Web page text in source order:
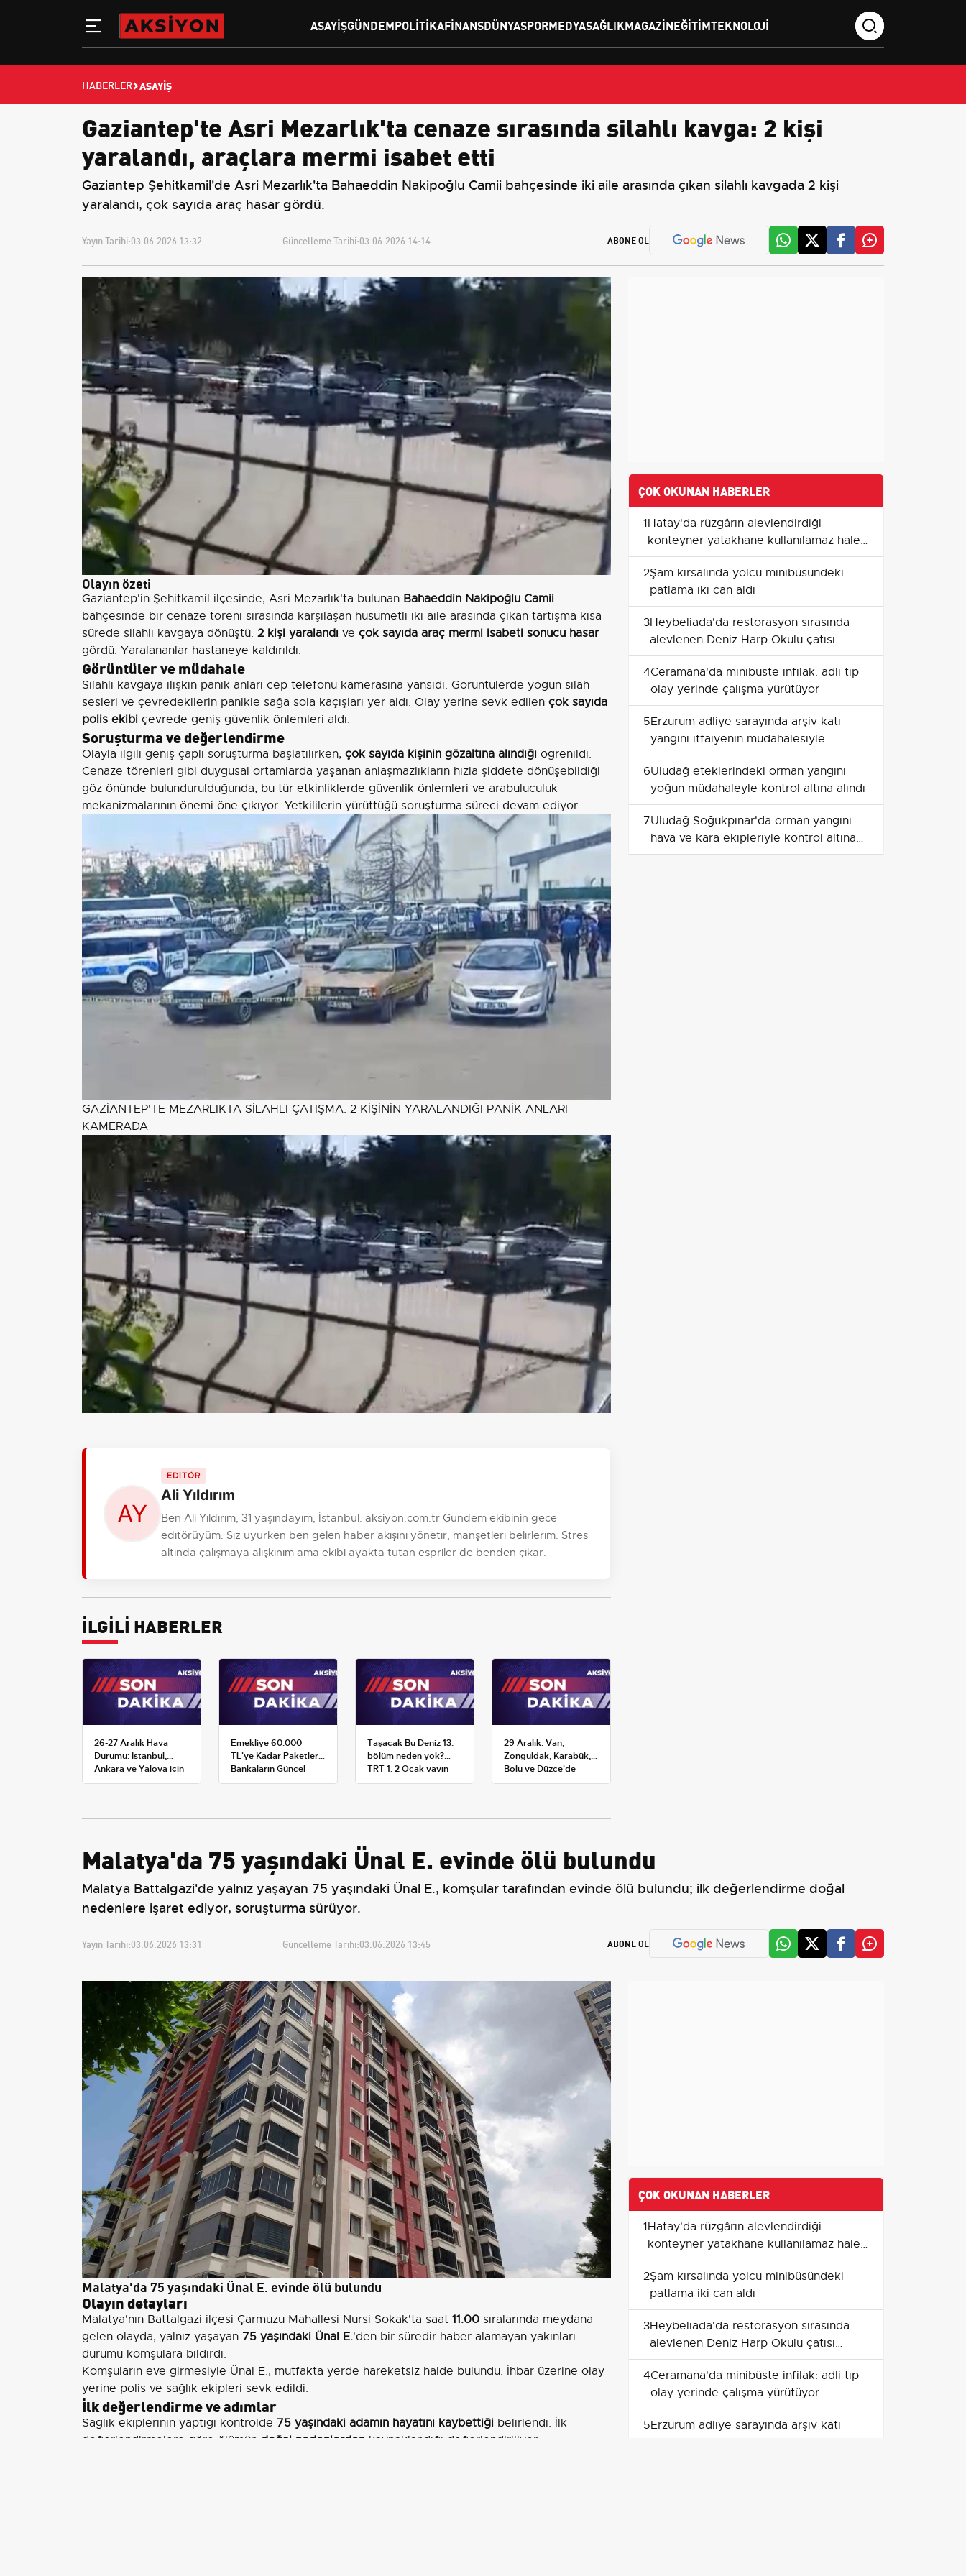
ASAYIŞGÜNDEMPOLITIKAFINANSDÜNYASPORMEDYASAĞLIKMAGAZINEĞITIMTEKNOLOJI
HABERLER ASAYIŞ
Gaziantep'te Asri Mezarlık'ta cenaze sırasında silahlı kavga: 2 kişi
yaralandı, araçlara mermi isabet etti
Gaziantep Şehitkamil'de Asri Mezarlık'ta Bahaeddin Nakipoğlu Camii bahçesinde iki aile arasında çıkan silahlı kavgada 2 kişi
yaralandı, çok sayıda araç hasar gördü.
Yayın Tarihi:03.06.2026 13:32 Güncelleme Tarihi:03.06.2026 14:14 ABONE OL
Olayın özeti
Gaziantep'in Şehitkamil ilçesinde, Asri Mezarlık'ta bulunan Bahaeddin Nakipoğlu Camii
bahçesinde bir cenaze töreni sırasında karşılaşan husumetli iki aile arasında çıkan tartışma kısa
sürede silahlı kavgaya dönüştü. 2 kişi yaralandı ve çok sayıda araç mermi isabeti sonucu hasar
gördü. Yaralananlar hastaneye kaldırıldı.
Görüntüler ve müdahale
Silahlı kavgaya ilişkin panik anları cep telefonu kamerasına yansıdı. Görüntülerde yoğun silah
sesleri ve çevredekilerin panikle sağa sola kaçışları yer aldı. Olay yerine sevk edilen çok sayıda
polis ekibi çevrede geniş güvenlik önlemleri aldı.
Soruşturma ve değerlendirme
Olayla ilgili geniş çaplı soruşturma başlatılırken, çok sayıda kişinin gözaltına alındığı öğrenildi.
Cenaze törenleri gibi duygusal ortamlarda yaşanan anlaşmazlıkların hızla şiddete dönüşebildiği
göz önünde bulundurulduğunda, bu tür etkinliklerde güvenlik önlemleri ve arabuluculuk
mekanizmalarının önemi öne çıkıyor. Yetkililerin yürüttüğü soruşturma süreci devam ediyor.
GAZİANTEP'TE MEZARLIKTA SİLAHLI ÇATIŞMA: 2 KİŞİNİN YARALANDIĞI PANİK ANLARI
KAMERADA
EDİTÖR
Ali Yıldırım
Ben Ali Yıldırım, 31 yaşındayım, İstanbul. aksiyon.com.tr Gündem ekibinin gece
editörüyüm. Siz uyurken ben gelen haber akışını yönetir, manşetleri belirlerim. Stres
altında çalışmaya alışkınım ama ekibi ayakta tutan espriler de benden çıkar.
İLGİLİ HABERLER
26-27 Aralık Hava
Durumu: İstanbul,
Ankara ve Yalova için
Kar Tahminleri
Emekliye 60.000
TL'ye Kadar Paketler:
Bankaların Güncel
Promosyon ve Ek
Taşacak Bu Deniz 13.
bölüm neden yok?
TRT 1, 2 Ocak yayın
planını değiştirdi
29 Aralık: Van,
Zonguldak, Karabük,
Bolu ve Düzce'de
okullar tatil —
ÇOK OKUNAN HABERLER
1Hatay'da rüzgârın alevlendirdiği
konteyner yatakhane kullanılamaz hale
geldi
2Şam kırsalında yolcu minibüsündeki
patlama iki can aldı
3Heybeliada'da restorasyon sırasında
alevlenen Deniz Harp Okulu çatısı
söndürüldü
4Ceramana'da minibüste infilak: adli tıp
olay yerinde çalışma yürütüyor
5Erzurum adliye sarayında arşiv katı
yangını itfaiyenin müdahalesiyle
sınırlandırıldı
6Uludağ eteklerindeki orman yangını
yoğun müdahaleyle kontrol altına alındı
7Uludağ Soğukpınar'da orman yangını
hava ve kara ekipleriyle kontrol altına
alındı
Malatya'da 75 yaşındaki Ünal E. evinde ölü bulundu
Malatya Battalgazi'de yalnız yaşayan 75 yaşındaki Ünal E., komşular tarafından evinde ölü bulundu; ilk değerlendirme doğal
nedenlere işaret ediyor, soruşturma sürüyor.
Yayın Tarihi:03.06.2026 13:31 Güncelleme Tarihi:03.06.2026 13:45 ABONE OL
Malatya'da 75 yaşındaki Ünal E. evinde ölü bulundu
Olayın detayları
Malatya'nın Battalgazi ilçesi Çarmuzu Mahallesi Nursi Sokak'ta saat 11.00 sıralarında meydana
gelen olayda, yalnız yaşayan 75 yaşındaki Ünal E.'den bir süredir haber alamayan yakınları
durumu komşulara bildirdi.
Komşuların eve girmesiyle Ünal E., mutfakta yerde hareketsiz halde bulundu. İhbar üzerine olay
yerine polis ve sağlık ekipleri sevk edildi.
İlk değerlendirme ve adımlar
Sağlık ekiplerinin yaptığı kontrolde 75 yaşındaki adamın hayatını kaybettiği belirlendi. İlk
değerlendirmelere göre ölümün doğal nedenlerden kaynaklandığı değerlendiriliyor.
ÇOK OKUNAN HABERLER
1Hatay'da rüzgârın alevlendirdiği
konteyner yatakhane kullanılamaz hale
geldi
2Şam kırsalında yolcu minibüsündeki
patlama iki can aldı
3Heybeliada'da restorasyon sırasında
alevlenen Deniz Harp Okulu çatısı
söndürüldü
4Ceramana'da minibüste infilak: adli tıp
olay yerinde çalışma yürütüyor
5Erzurum adliye sarayında arşiv katı